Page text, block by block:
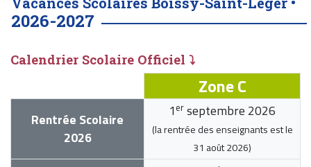
2026-2027
Calendrier Scolaire Officiel ⤵
Zone C
Rentrée Scolaire
2026
1 er septembre 2026
(la rentrée des enseignants est le
31 août 2026)